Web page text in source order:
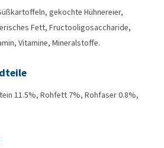
gekochte Hühnereier,
Fett, Fructooligosaccharide,
Vitamine, Mineralstoffe.
11.5%, Rohfett 7%, Rohfaser 0.8%,